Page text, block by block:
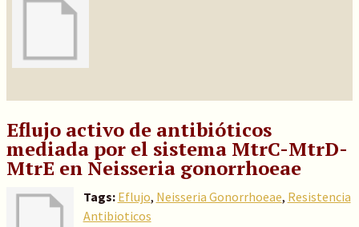
Eflujo activo de antibióticos
mediada por el sistema MtrC-MtrD-
MtrE en Neisseria gonorrhoeae
Tags: Eflujo, Neisseria Gonorrhoeae, Resistencia
Antibioticos